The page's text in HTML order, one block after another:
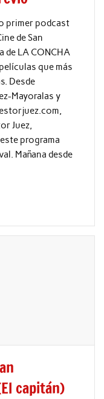
primer podcast
de San
de LA CONCHA
que más
Desde
Mayoralas y
Juez,
programa
Mañana desde
capitán)